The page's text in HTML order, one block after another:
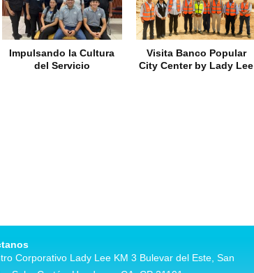
Impulsando la Cultura
del Servicio
Visita Banco Popular
City Center by Lady Lee
Corporativo Lady Lee KM 3 Bulevar del Este, San